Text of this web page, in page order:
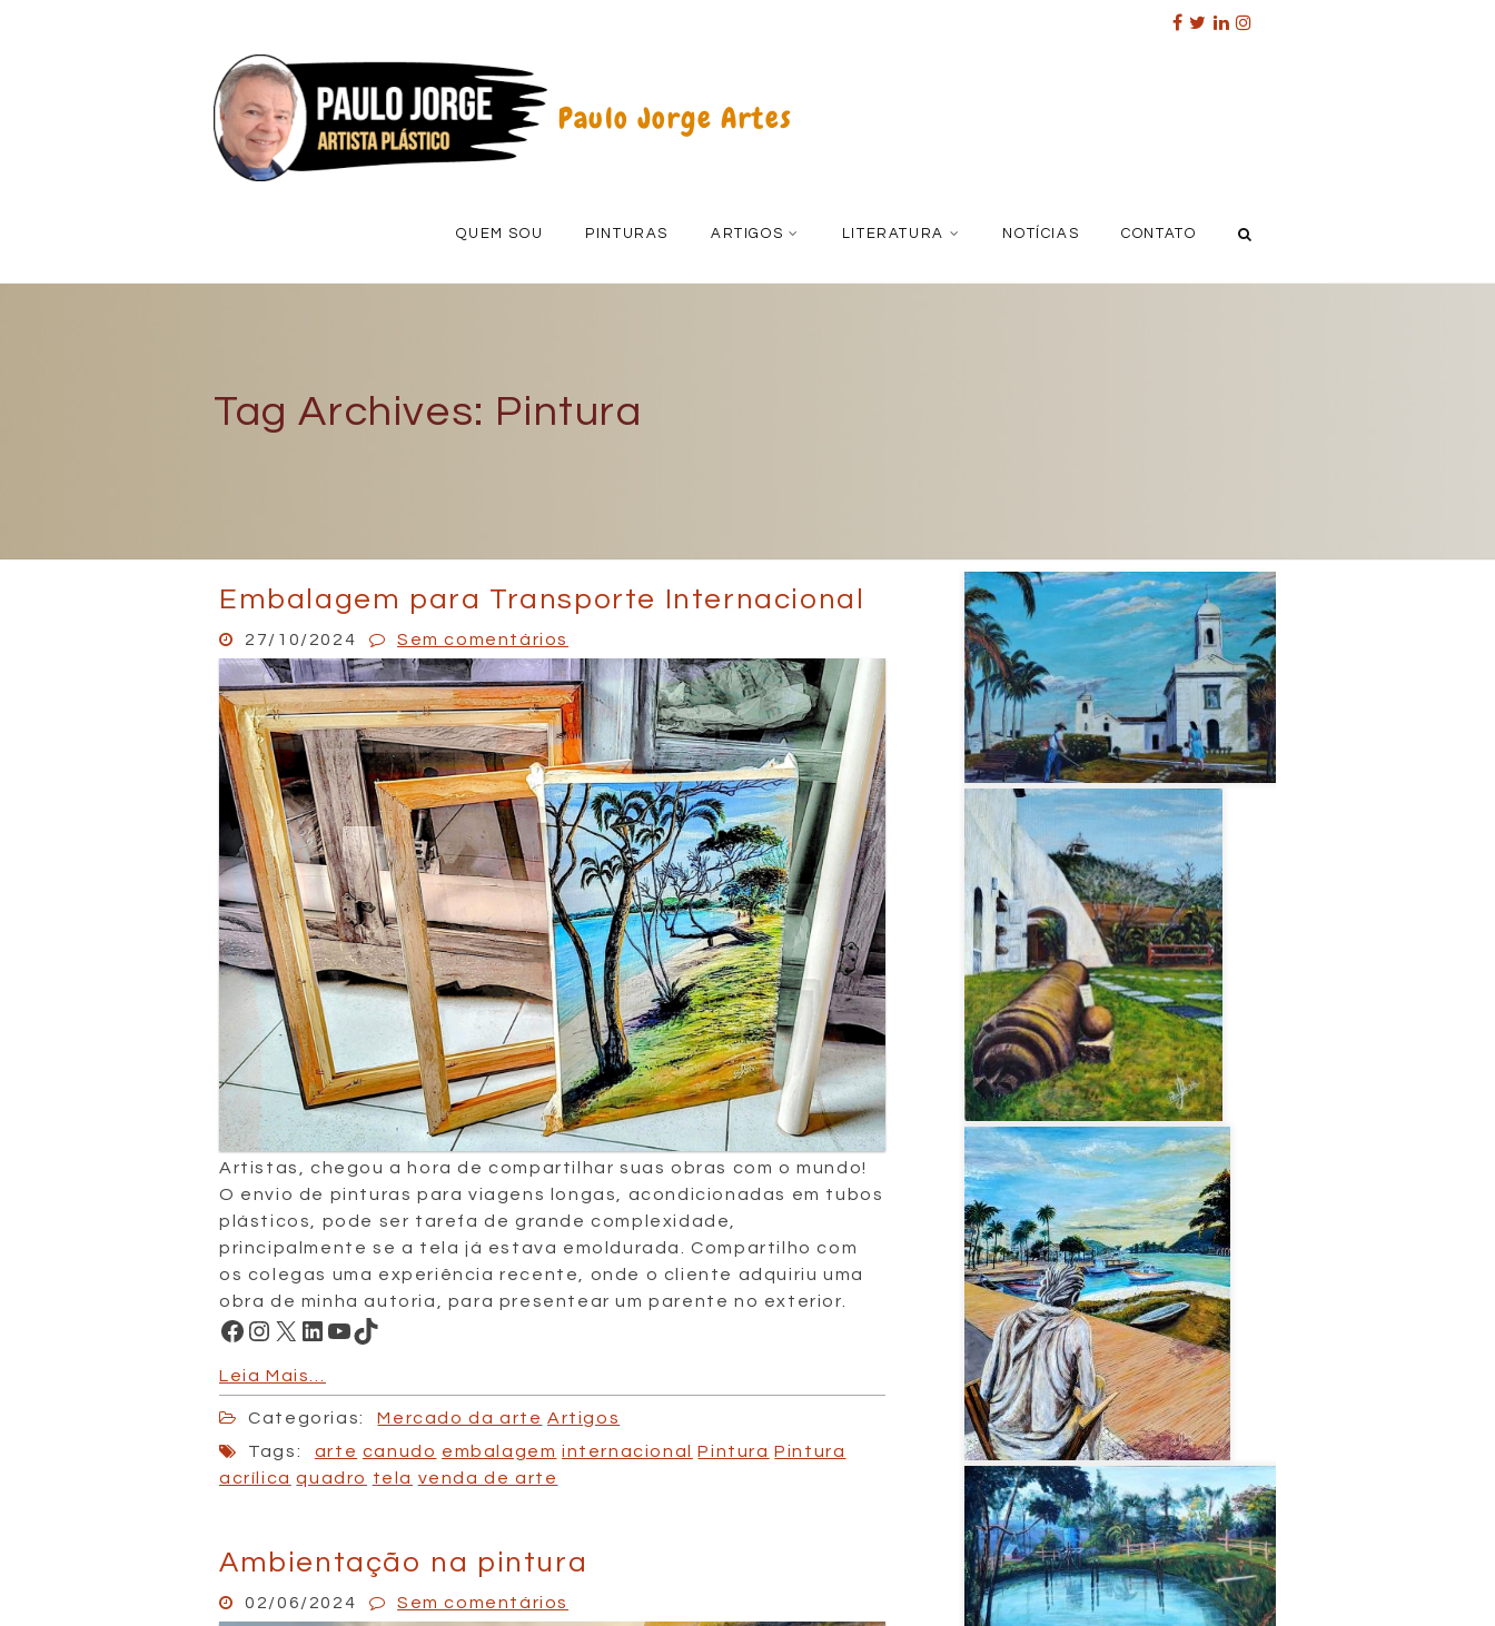
Paulo Jorge Artes
QUEM SOU PINTURAS ARTIGOS LITERATURA NOTÍCIAS CONTATO
Tag Archives: Pintura
Embalagem para Transporte Internacional
27/10/2024 Sem comentários
Artistas, chegou a hora de compartilhar suas obras com o mundo!
O envio de pinturas para viagens longas, acondicionadas em tubos
plásticos, pode ser tarefa de grande complexidade,
principalmente se a tela já estava emoldurada. Compartilho com
os colegas uma experiência recente, onde o cliente adquiriu uma
obra de minha autoria, para presentear um parente no exterior.
Facebook
Instagram
X LinkedIn
Youtube
TikTok
Leia Mais…
Categorias: Mercado da arte Artigos
Tags:
arte canudo embalagem internacional Pintura Pintura
acrílica quadro tela venda de arte
Ambientação na pintura
02/06/2024 Sem comentários